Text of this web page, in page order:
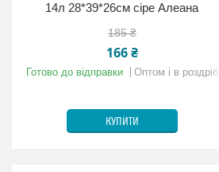
14л 28*39*26см сіре Алеана
185 ₴
166 ₴
Готово до відправки Оптом і в роздріб
КУПИТИ